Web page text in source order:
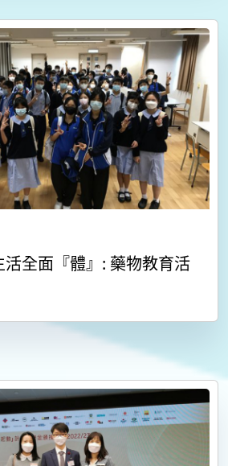
全面『體』: 藥物教育活